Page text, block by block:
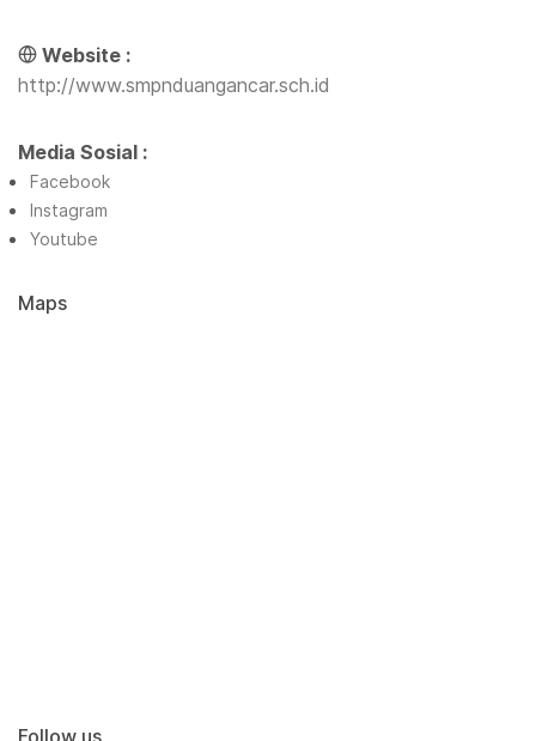
Website :
http://www.smpnduangancar.sch.id
Media Sosial :
Facebook
Instagram
Youtube
Maps
Follow us